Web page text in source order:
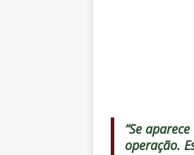
“Se
operação.